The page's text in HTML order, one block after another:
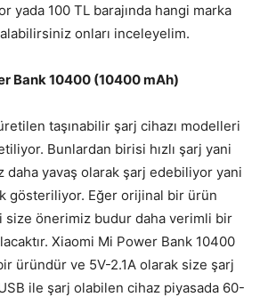
yada 100 TL barajında hangi marka
onları inceleyelim.
Bank 10400 (10400 mAh)
taşınabilir şarj cihazı modelleri
Bunlardan birisi hızlı şarj yani
daha yavaş olarak şarj edebiliyor yani
gösteriliyor. Eğer orijinal bir ürün
size önerimiz budur daha verimli bir
Xiaomi Mi Power Bank 10400
üründür ve 5V-2.1A olarak size şarj
ile şarj olabilen cihaz piyasada 60-